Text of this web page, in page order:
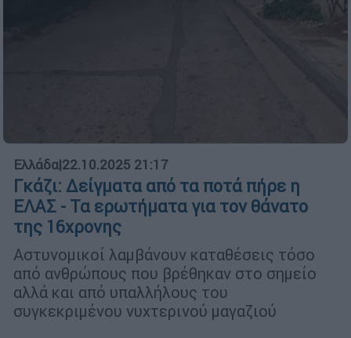
Ελλάδα|22.10.2025 21:17
Γκάζι: Δείγματα από τα ποτά πήρε η
ΕΛΑΣ - Τα ερωτήματα για τον θάνατο
της 16χρονης
Αστυνομικοί λαμβάνουν καταθέσεις τόσο
από ανθρώπους που βρέθηκαν στο σημείο
αλλά και από υπαλλήλους του
συγκεκριμένου νυχτερινού μαγαζιού